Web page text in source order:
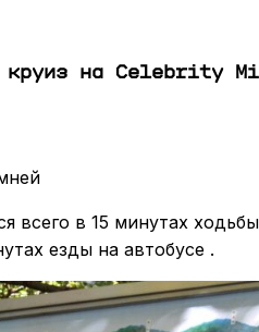
круиз на Celebrity
всего в 15 минутах
езды на автобусе .